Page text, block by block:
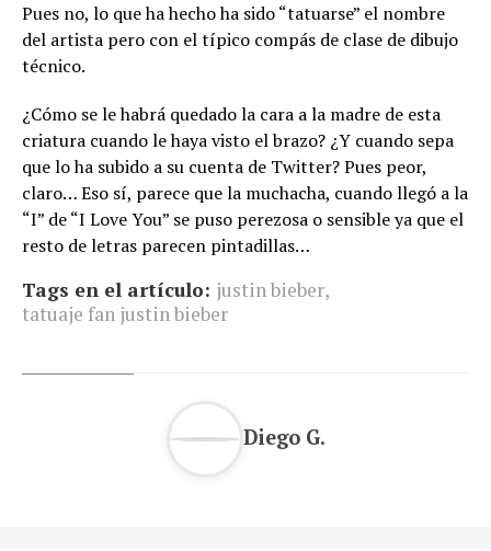
Pues no, lo que ha hecho ha sido “tatuarse” el nombre
del artista pero con el típico compás de clase de dibujo
técnico.
¿Cómo se le habrá quedado la cara a la madre de esta
criatura cuando le haya visto el brazo? ¿Y cuando sepa
que lo ha subido a su cuenta de Twitter? Pues peor,
claro… Eso sí, parece que la muchacha, cuando llegó a la
“I” de “I Love You” se puso perezosa o sensible ya que el
resto de letras parecen pintadillas…
Tags en el artículo: justin bieber,
tatuaje fan justin bieber
Diego G.